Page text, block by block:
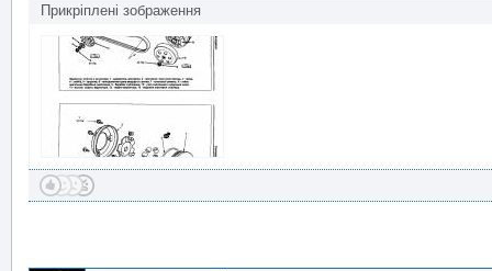
Прикріплені зображення